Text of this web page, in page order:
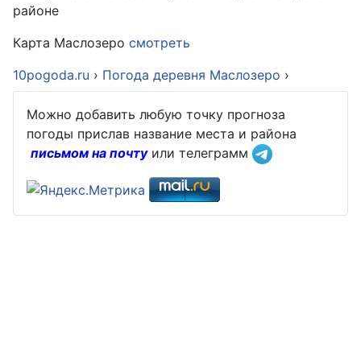
районе
Карта Маслозеро смотреть
10pogoda.ru › Погода деревня Маслозеро ›
Можно добавить любую точку прогноза
погоды прислав название места и района
письмом на почтуили телеграмм